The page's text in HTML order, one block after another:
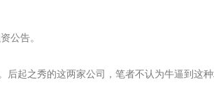
公告。
之秀的这两家公司，笔者不认为牛逼到这